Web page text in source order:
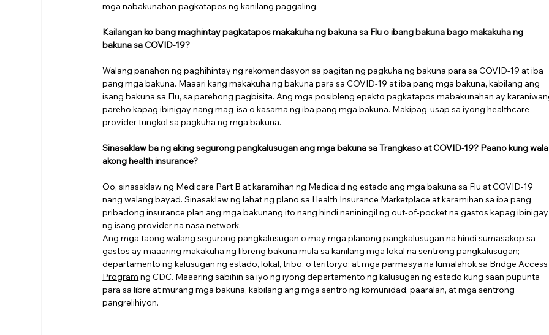
mga nabakunahan pagkatapos ng kanilang paggaling.
Kailangan ko bang maghintay pagkatapos makakuha ng bakuna sa Flu o ibang bakuna bago makakuha ng
bakuna sa COVID-19?
Walang panahon ng paghihintay ng rekomendasyon sa pagitan ng pagkuha ng bakuna para sa COVID-19 at iba
pang mga bakuna. Maaari kang makakuha ng bakuna para sa COVID-19 at iba pang mga bakuna, kabilang ang
isang bakuna sa Flu, sa parehong pagbisita. Ang mga posibleng epekto pagkatapos mabakunahan ay
pareho kapag ibinigay nang mag-isa o kasama ng iba pang mga bakuna. Makipag-usap sa iyong healthcare
provider tungkol sa pagkuha ng mga bakuna.
Sinasaklaw ba ng aking segurong pangkalusugan ang mga bakuna sa Trangkaso at COVID-19? Paano kung
akong health insurance?
Oo, sinasaklaw ng Medicare Part B at karamihan ng Medicaid ng estado ang mga bakuna sa Flu at COVID-19
nang walang bayad. Sinasaklaw ng lahat ng plano sa Health Insurance Marketplace at karamihan sa iba pang
pribadong insurance plan ang mga bakunang ito nang hindi naniningil ng out-of-pocket na gastos kapag
ng isang provider na nasa network.
Ang mga taong walang segurong pangkalusugan o may mga planong pangkalusugan na hindi sumasakop sa
gastos ay maaaring makakuha ng libreng bakuna mula sa kanilang mga lokal na sentrong pangkalusugan;
departamento ng kalusugan ng estado, lokal, tribo, o teritoryo; at mga parmasya na lumalahok sa Bridge
Program ng CDC. Maaaring sabihin sa iyo ng iyong departamento ng kalusugan ng estado kung saan pupunta
para sa libre at murang mga bakuna, kabilang ang mga sentro ng komunidad, paaralan, at mga sentrong
pangrelihiyon.